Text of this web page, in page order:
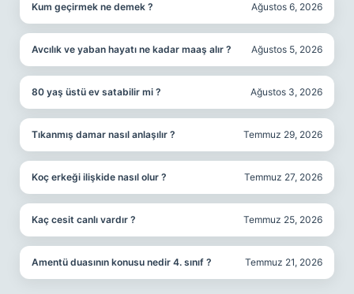
Kum geçirmek ne demek ? Ağustos 6, 2026
Avcılık ve yaban hayatı ne kadar maaş alır ? Ağustos 5, 2026
80 yaş üstü ev satabilir mi ? Ağustos 3, 2026
Tıkanmış damar nasıl anlaşılır ? Temmuz 29, 2026
Koç erkeği ilişkide nasıl olur ? Temmuz 27, 2026
Kaç cesit canlı vardır ? Temmuz 25, 2026
Amentü duasının konusu nedir 4. sınıf ? Temmuz 21, 2026